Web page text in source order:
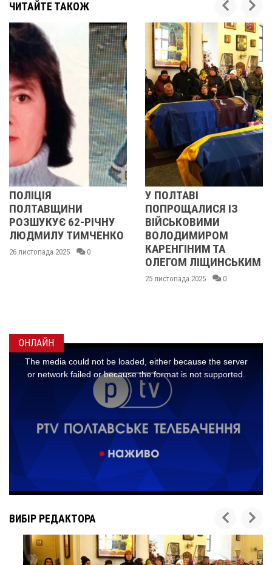
ЧИТАЙТЕ ТАКОЖ
РІЧНУ
0
ПОПРОЩАЛИСЯ ІЗ
ВІЙСЬКОВИМИ
ВОЛОДИМИРОМ
КАРЕНГІНИМ ТА
ОЛЕГОМ ЛІЩИНСЬКИМ
0
БІЙЦЯМИ
ДМИТРОМ
ОНЛАЙН
ВИБІР РЕДАКТОРА